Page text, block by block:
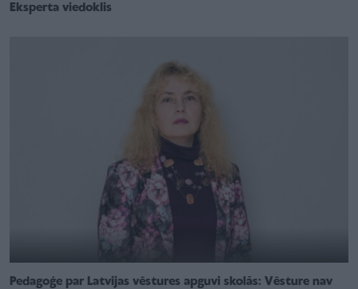
Eksperta viedoklis
Pedagoģe par Latvijas vēstures apguvi skolās: Vēsture nav